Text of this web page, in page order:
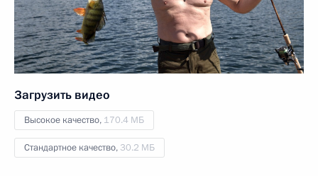
Загрузить видео
Высокое качество, 170.4 МБ
Стандартное качество, 30.2 МБ